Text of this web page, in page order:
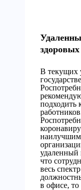
В текущих
подходить
удаленный
что
весь
в офисе, то